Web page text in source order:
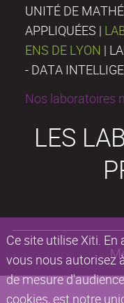
Ce site utilise Xiti.
vous nous autorisez
de mesure
cookies, est notre
UNITÉ DE
APPLIQUÉES |
ENS DE LYON |
- DATA
Nos laboratoires
LES